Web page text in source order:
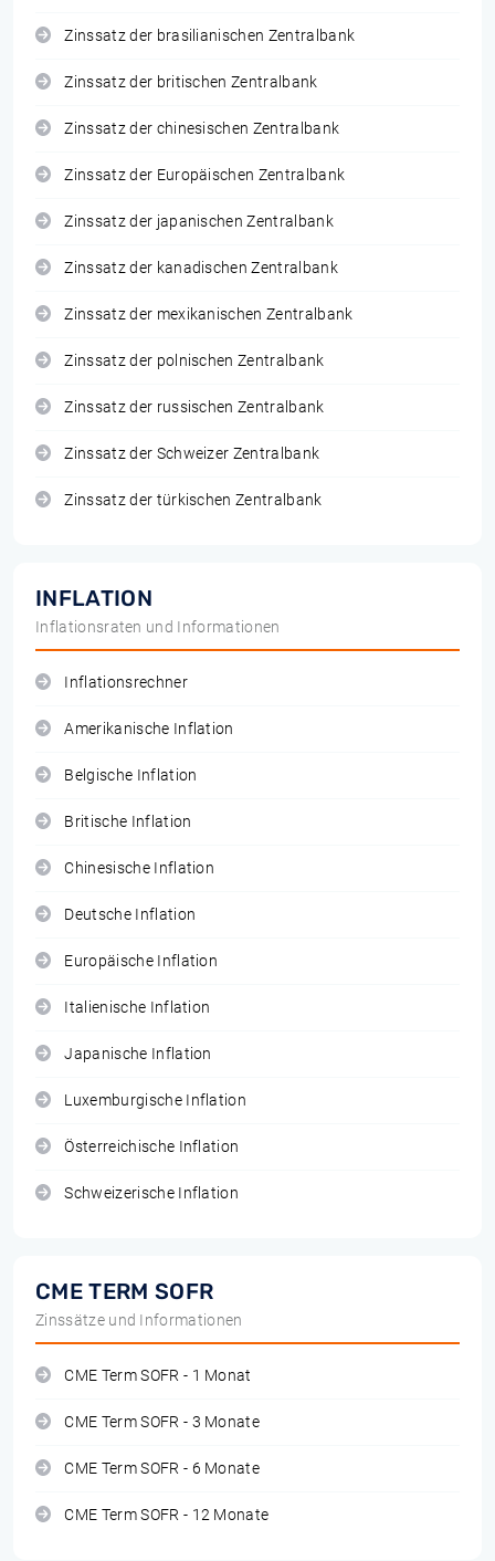
Zinssatz der brasilianischen Zentralbank
Zinssatz der britischen Zentralbank
Zinssatz der chinesischen Zentralbank
Zinssatz der Europäischen Zentralbank
Zinssatz der japanischen Zentralbank
Zinssatz der kanadischen Zentralbank
Zinssatz der mexikanischen Zentralbank
Zinssatz der polnischen Zentralbank
Zinssatz der russischen Zentralbank
Zinssatz der Schweizer Zentralbank
Zinssatz der türkischen Zentralbank
INFLATION
Inflationsraten und Informationen
Inflationsrechner
Amerikanische Inflation
Belgische Inflation
Britische Inflation
Chinesische Inflation
Deutsche Inflation
Europäische Inflation
Italienische Inflation
Japanische Inflation
Luxemburgische Inflation
Österreichische Inflation
Schweizerische Inflation
CME TERM SOFR
Zinssätze und Informationen
CME Term SOFR - 1 Monat
CME Term SOFR - 3 Monate
CME Term SOFR - 6 Monate
CME Term SOFR - 12 Monate